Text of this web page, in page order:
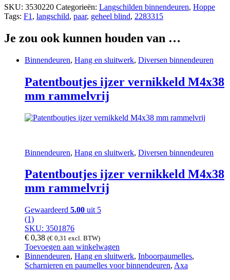
SKU: 3530220 Categorieën: Langschilden binnendeuren, Hoppe
Tags: F1 , langschild, paar, geheel blind, 2283315
Je zou ook kunnen houden van …
Binnendeuren, Hang en sluitwerk, Diversen binnendeuren
Patentboutjes ijzer vernikkeld M4x38
mm rammelvrij
Binnendeuren, Hang en sluitwerk, Diversen binnendeuren
Patentboutjes ijzer vernikkeld M4x38
mm rammelvrij
Gewaardeerd 5.00 uit 5
(1)
SKU: 3501876
€ 0,38 (€ 0,31 excl. BTW)
Toevoegen aan winkelwagen
Binnendeuren, Hang en sluitwerk, Inboorpaumelles,
Scharnieren en paumelles voor binnendeuren, Axa